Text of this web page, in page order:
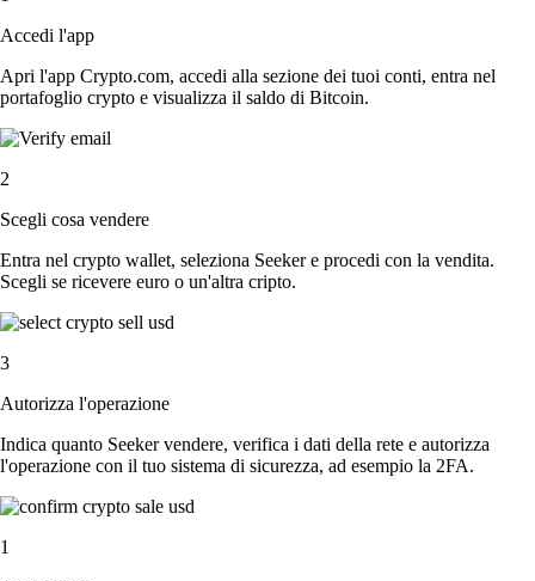
Accedi l'app
Apri l'app Crypto.com, accedi alla sezione dei tuoi conti, entra nel
portafoglio crypto e visualizza il saldo di Bitcoin.
2
Scegli cosa vendere
Entra nel crypto wallet, seleziona Seeker e procedi con la vendita.
Scegli se ricevere euro o un'altra cripto.
3
Autorizza l'operazione
Indica quanto Seeker vendere, verifica i dati della rete e autorizza
l'operazione con il tuo sistema di sicurezza, ad esempio la 2FA.
1